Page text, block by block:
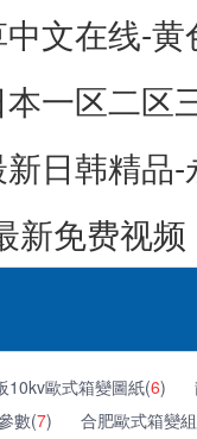
文在线-
一区二区
日韩精
新免费视频
10kv歐式箱變圖紙(6)
數(7)
合肥歐式箱變